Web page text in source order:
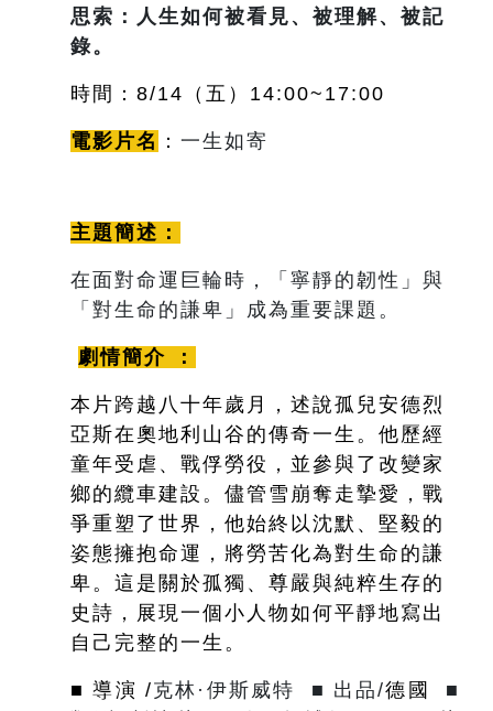
思索：人生如何被看見、被理解、被記
錄。
時間：8/14（五 ）14:00~17:00
電影片名 ：一生如寄
主題簡述：
在面對命運巨輪時，「寧靜的韌性」與
「對生命的謙卑」成為重要課題。
劇情簡介 ：
本片跨越八十年歲月，述說孤兒安德烈
亞斯在奧地利山谷的傳奇一生。他歷經
童年受虐、戰俘勞役，並參與了改變家
鄉的纜車建設。儘管雪崩奪走摯愛，戰
爭重塑了世界，他始終以沈默、堅毅的
姿態擁抱命運，將勞苦化為對生命的謙
卑。這是關於孤獨、尊嚴與純粹生存的
史詩，展現一個小人物如何平靜地寫出
自己完整的一生。
■ 導演 /克林·伊斯威特 ■ 出品/德國 ■